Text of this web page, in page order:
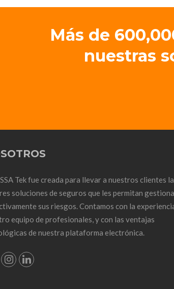
Más de
nuestras
Tek fue creada para llevar a nuestros clientes
soluciones de seguros que les permitan
sus riesgos. Contamos con la
equipo de profesionales, y con las ventajas
de nuestra plataforma electrónica.